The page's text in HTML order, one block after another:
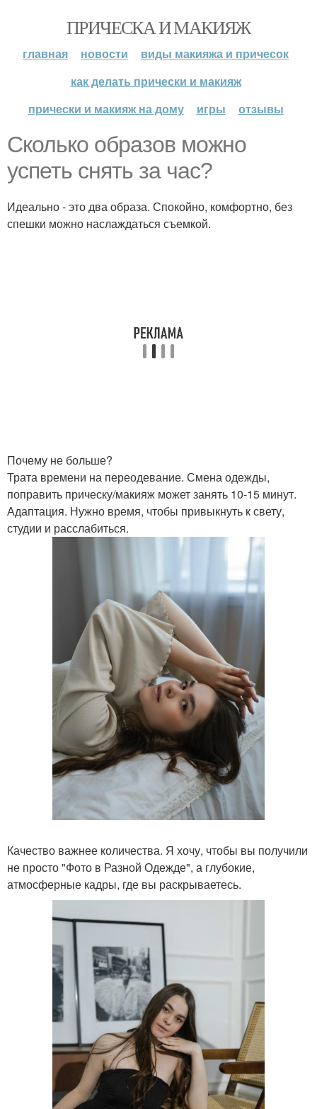
ПРИЧЕСКА И МАКИЯЖ
главная новости
виды макияжа и причесок
как делать прически и макияж
прически и макияж на дому
игры отзывы
Сколько образов можно
успеть снять за час?
Идеально - это два образа. Спокойно, комфортно, без
спешки можно наслаждаться съемкой.
Почему не больше?
Трата времени на переодевание. Смена одежды,
поправить прическу/макияж может занять 10-15 минут.
Адаптация. Нужно время, чтобы привыкнуть к свету,
студии и расслабиться.
Качество важнее количества. Я хочу, чтобы вы получили
не просто "Фото в Разной Одежде", а глубокие,
атмосферные кадры, где вы раскрываетесь.